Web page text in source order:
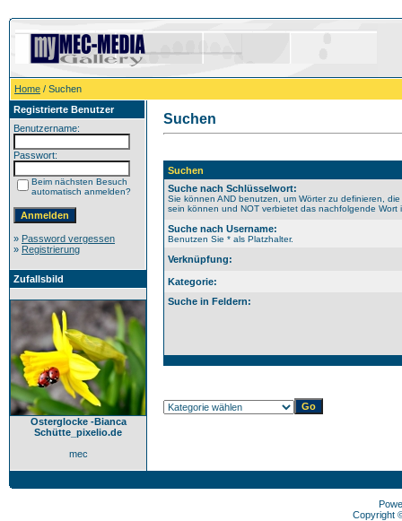
Home / Suchen
Registrierte Benutzer
Benutzername:
Passwort:
Beim nächsten Besuch
automatisch anmelden?
» Password vergessen
» Registrierung
Zufallsbild
Osterglocke -Bianca
Schütte_pixelio.de
mec
Suchen
Suchen
Suche nach Schlüsselwort:
Sie können AND benutzen, um Wörter zu definieren,
sein können und NOT verbietet das nachfolgende Wort
Suche nach Username:
Benutzen Sie * als Platzhalter.
Verknüpfung:
Kategorie:
Suche in Feldern:
Copyright